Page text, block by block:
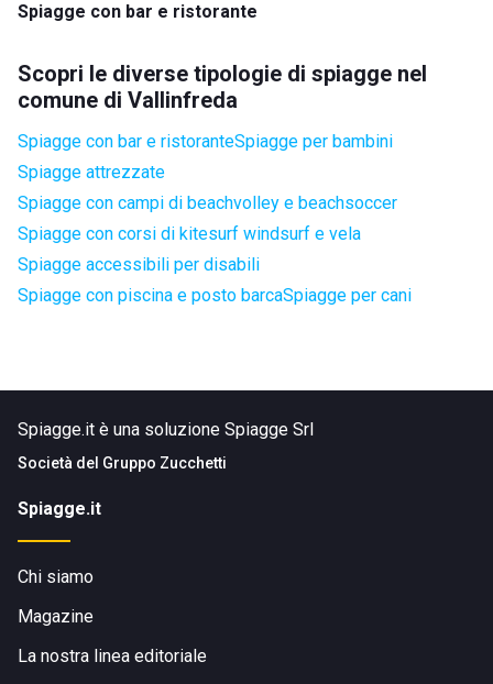
Spiagge con bar e ristorante
Scopri le diverse tipologie di spiagge nel
comune di Vallinfreda
Spiagge con bar e ristoranteSpiagge per bambini
Spiagge attrezzate
Spiagge con campi di beachvolley e beachsoccer
Spiagge con corsi di kitesurf windsurf e vela
Spiagge accessibili per disabili
Spiagge con piscina e posto barcaSpiagge per cani
Spiagge.it è una soluzione Spiagge Srl
Società del Gruppo Zucchetti
Spiagge.it
Chi siamo
Magazine
La nostra linea editoriale